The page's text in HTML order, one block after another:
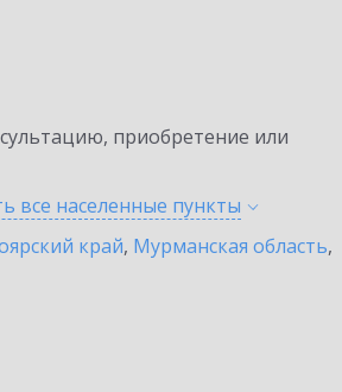
приобретение или
все населенные пункты
край, Мурманская область,